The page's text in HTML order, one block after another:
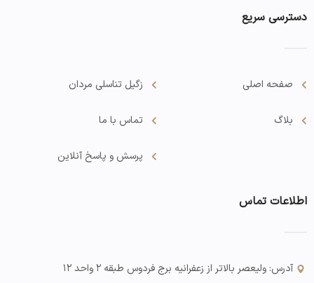
دسترسی سریع
صفحه اصلی
بلاگ
زگیل تناسلی مردان
تماس با ما
پرسش و پاسخ آنلاین
اطلاعات تماس
آدرس: ولیعصر بالاتر از زعفرانیه برج فردوس طبقه ۲ واحد ۱۲